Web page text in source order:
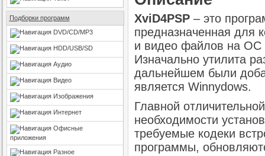
Подборки программ
DVD/CD/MP3
HDD/USB/SD
Аудио
Видео
Изображения
Интернет
Офисные
приложения
Разное
XviD4PSP– это
предназначенная для
и видео файлов на ОС
Изначально утилита
дальнейшем были
является Winnydows.
Главной
необходимости
требуемые кодеки
программы,